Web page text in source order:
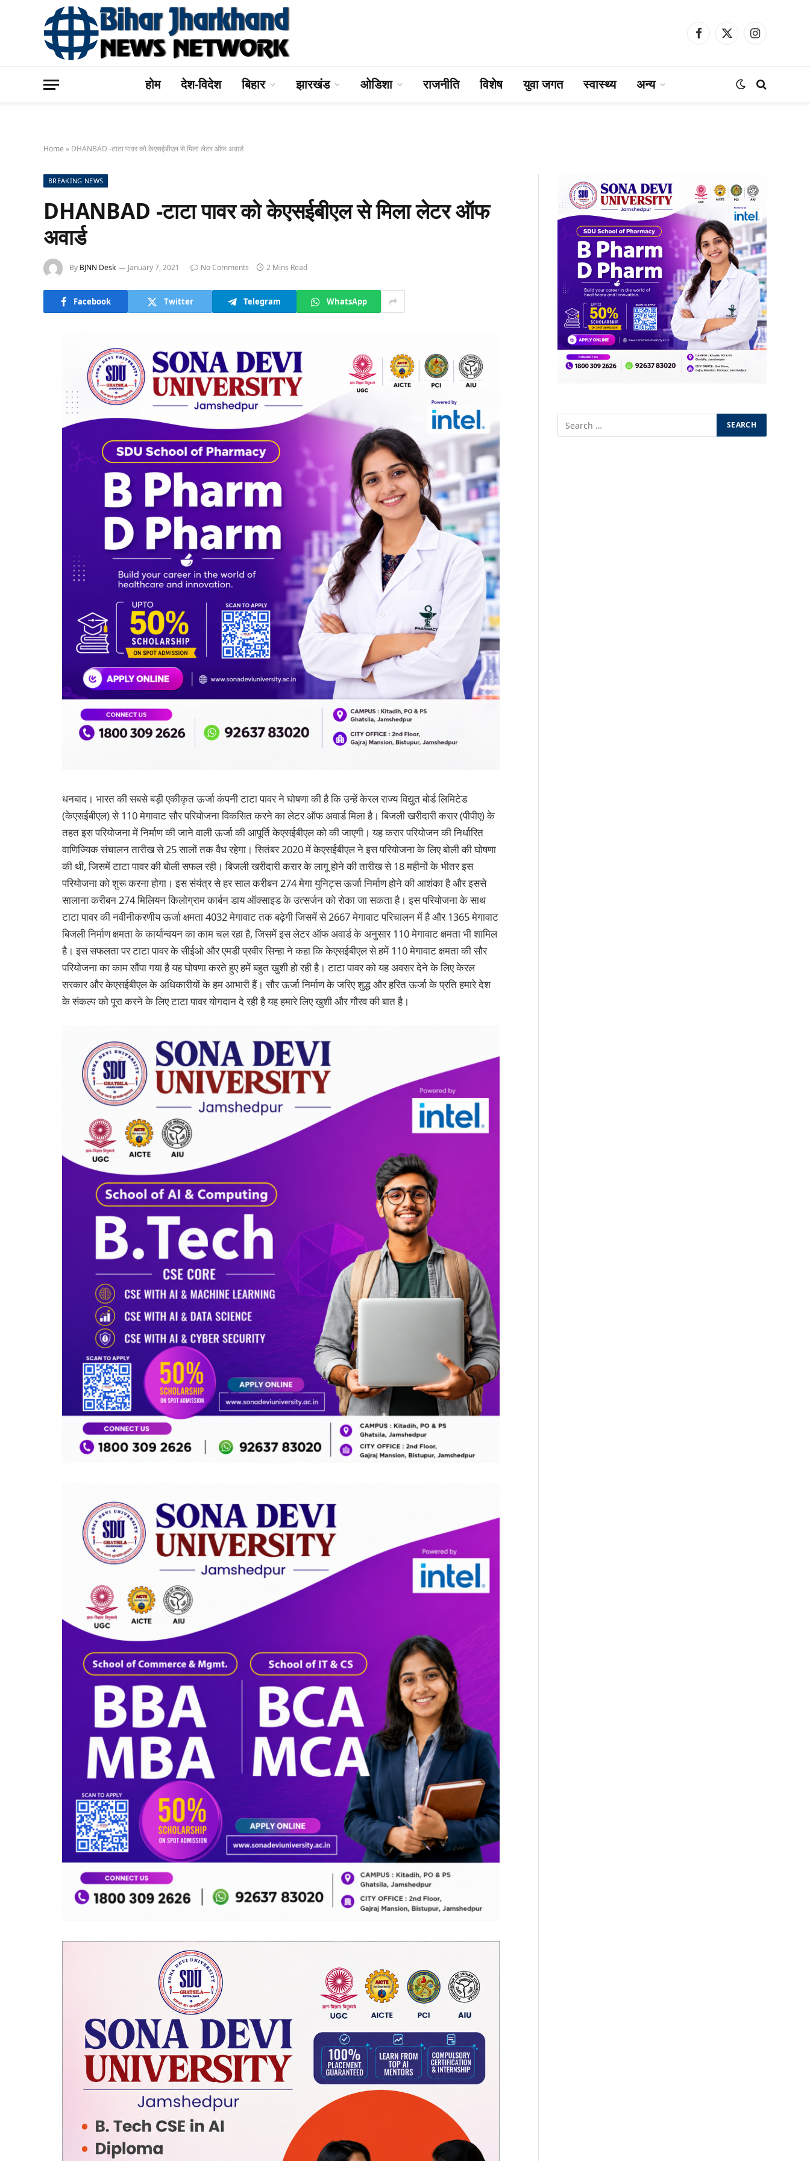
Facebook
X
Instagram
होम देश-विदेश बिहार झारखंड ओडिशा राजनीति विशेष युवा जगत स्वास्थ्य अन्य
Home » DHANBAD -टाटा पावर को केएसईबीएल से मिला लेटर ऑफ अवार्ड
BREAKING NEWS
DHANBAD -टाटा पावर को केएसईबीएल से मिला लेटर ऑफ
अवार्ड
By BJNN Desk January 7, 2021 No Comments 2 Mins Read
Facebook Twitter Telegram WhatsApp
धनबाद। भारत की सबसे बड़ी एकीकृत ऊर्जा कंपनी टाटा पावर ने घोषणा की है कि उन्हें केरल राज्य विद्युत बोर्ड लिमिटेड
(केएसईबीएल) से 110 मेगावाट सौर परियोजना विकसित करने का लेटर ऑफ अवार्ड मिला है। बिजली खरीदारी करार (पीपीए) के
तहत इस परियोजना में निर्माण की जाने वाली ऊर्जा की आपूर्ति केएसईबीएल को की जाएगी। यह करार परियोजन की निर्धारित
वाणिज्यिक संचालन तारीख से 25 सालों तक वैध रहेगा। सितंबर 2020 में केएसईबीएल ने इस परियोजना के लिए बोली की घोषणा
की थी, जिसमें टाटा पावर की बोली सफल रही। बिजली खरीदारी करार के लागू होने की तारीख से 18 महीनों के भीतर इस
परियोजना को शुरू करना होगा। इस संयंत्र से हर साल करीबन 274 मेगा युनिट्स ऊर्जा निर्माण होने की आशंका है और इससे
सालाना करीबन 274 मिलियन किलोग्राम कार्बन डाय ऑक्साइड के उत्सर्जन को रोका जा सकता है। इस परियोजना के साथ
टाटा पावर की नवीनीकरणीय ऊर्जा क्षमता 4032 मेगावाट तक बढ़ेगी जिसमें से 2667 मेगावाट परिचालन में है और 1365 मेगावाट
बिजली निर्माण क्षमता के कार्यान्वयन का काम चल रहा है, जिसमें इस लेटर ऑफ अवार्ड के अनुसार 110 मेगावाट क्षमता भी शामिल
है। इस सफलता पर टाटा पावर के सीईओ और एमडी प्रवीर सिन्हा ने कहा कि केएसईबीएल से हमें 110 मेगावाट क्षमता की सौर
परियोजना का काम सौंपा गया है यह घोषणा करते हुए हमें बहुत खुशी हो रही है। टाटा पावर को यह अवसर देने के लिए केरल
सरकार और केएसईबीएल के अधिकारीयों के हम आभारी हैं। सौर ऊर्जा निर्माण के जरिए शुद्ध और हरित ऊर्जा के प्रति हमारे देश
के संकल्प को पूरा करने के लिए टाटा पावर योगदान दे रही है यह हमारे लिए खुशी और गौरव की बात है।